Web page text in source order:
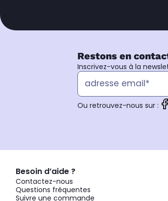
Restons en
Inscrivez-vous à la
Ou retrouvez-nous sur :
Besoin d’aide ?
Contactez-nous
Questions fréquentes
Suivre une commande